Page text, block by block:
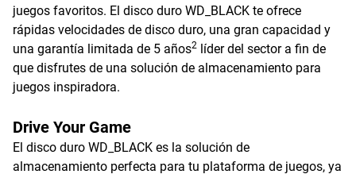
juegos favoritos. El disco duro WD_BLACK te ofrece
rápidas velocidades de disco duro, una gran capacidad y
una garantía limitada de 5 años2 líder del sector a fin de
que disfrutes de una solución de almacenamiento para
juegos inspiradora.
Drive Your Game
El disco duro WD_BLACK es la solución de
almacenamiento perfecta para tu plataforma de juegos, ya